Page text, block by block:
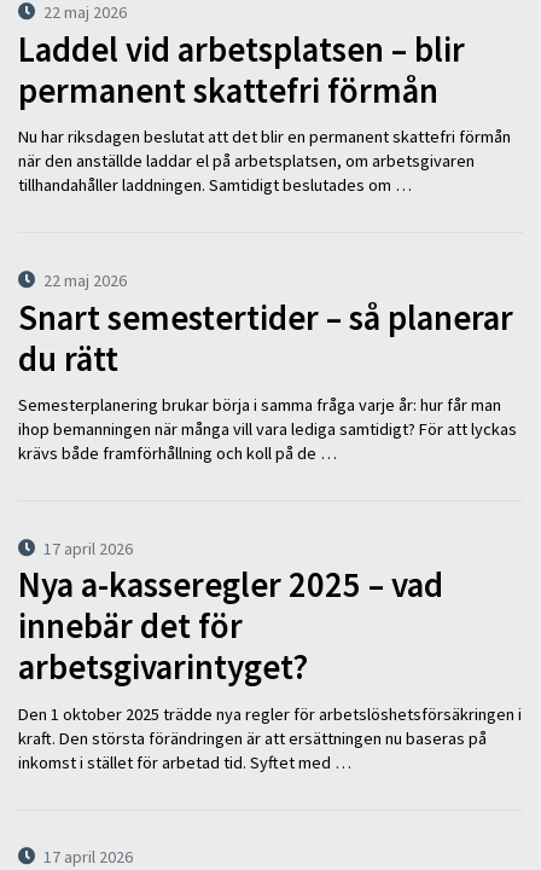
22 maj 2026
Laddel vid arbetsplatsen – blir
permanent skattefri förmån
Nu har riksdagen beslutat att det blir en permanent skattefri förmån
när den anställde laddar el på arbetsplatsen, om arbetsgivaren
tillhandahåller laddningen. Samtidigt beslutades om …
22 maj 2026
Snart semestertider – så planerar
du rätt
Semesterplanering brukar börja i samma fråga varje år: hur får man
ihop bemanningen när många vill vara lediga samtidigt? För att lyckas
krävs både framförhållning och koll på de …
17 april 2026
Nya a-kasseregler 2025 – vad
innebär det för
arbetsgivarintyget?
Den 1 oktober 2025 trädde nya regler för arbetslöshetsförsäkringen i
kraft. Den största förändringen är att ersättningen nu baseras på
inkomst i stället för arbetad tid. Syftet med …
17 april 2026